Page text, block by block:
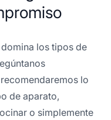
los tipos de
lo
de aparato,
o simplemente